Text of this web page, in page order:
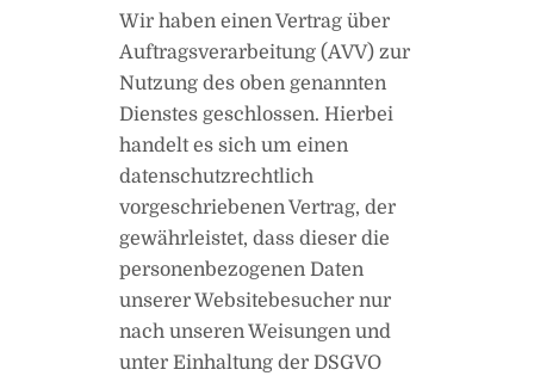
Wir haben einen Vertrag über
Auftragsverarbeitung (AVV) zur
Nutzung des oben genannten
Dienstes geschlossen. Hierbei
handelt es sich um einen
datenschutzrechtlich
vorgeschriebenen Vertrag, der
gewährleistet, dass dieser die
personenbezogenen Daten
unserer Websitebesucher nur
nach unseren Weisungen und
unter Einhaltung der DSGVO